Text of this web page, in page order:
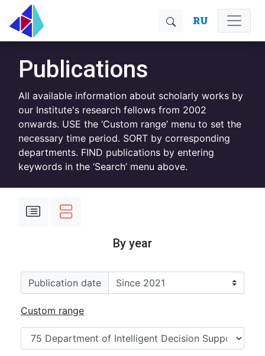
RU
Publications
All available information about scholarly works by
our Institute's research fellows from 2002
onwards. USE the ‘Custom range’ menu to set the
necessary time period. SORT by corresponding
departments. FIND publications by entering
keywords in the ‘Search’ menu above.
By year
Publication date
Custom range